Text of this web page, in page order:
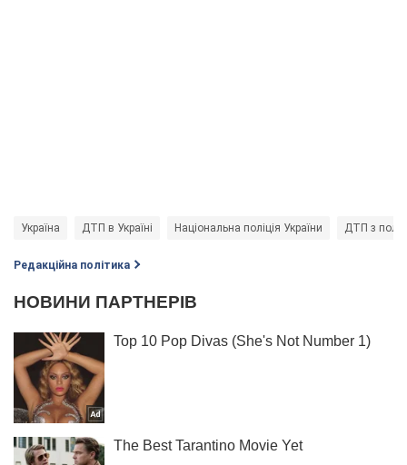
Україна ДТП в Україні Національна поліція України ДТП з
Редакційна політика